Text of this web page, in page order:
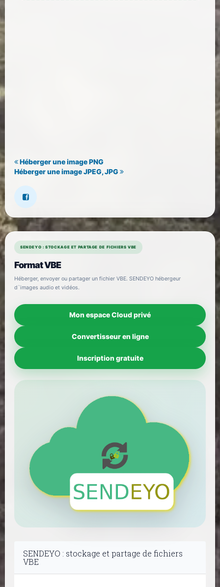
Héberger une image PNG
Héberger une image JPEG, JPG
SENDEYO : STOCKAGE ET PARTAGE DE FICHIERS VBE
Format VBE
Héberger, envoyer ou partager un fichier VBE. SENDEYO hébergeur
d`images audio et vidéos.
Mon espace Cloud privé
Convertisseur en ligne
Inscription gratuite
SENDEYO : stockage et partage de fichiers
VBE